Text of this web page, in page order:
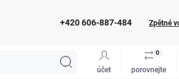
+420 606-887-484 Zpětné
účet porovnejte
0